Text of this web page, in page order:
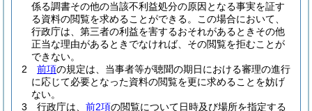
係る調書その他の当該不利益処分の原因となる事実を証す
る資料の閲覧を求めることができる。
この場合において、
行政庁は、第三者の利益を害するおそれがあるときその他
正当な理由があるときでなければ、その閲覧を拒むことが
できない。
2
前項の規定は、当事者等が聴聞の期日における審理の進行
に応じて必要となった資料の閲覧を更に求めることを妨げ
ない。
3
行政庁は、 前2項の閲覧について日時及び場所を指定する